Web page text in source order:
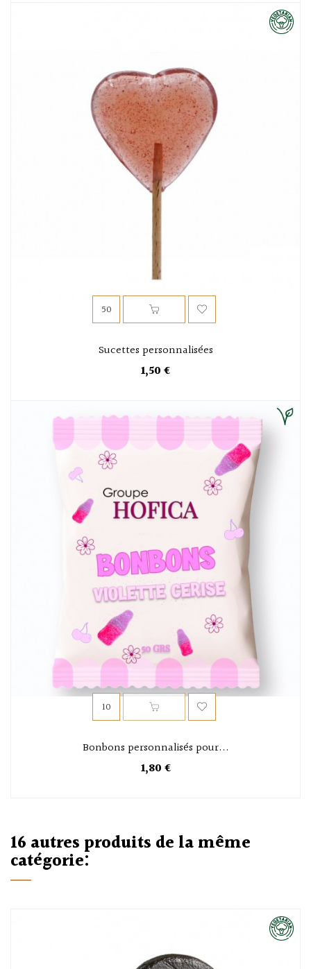
Sucettes personnalisées
1,50 €
Bonbons personnalisés pour...
1,80 €
16 autres produits de la même
catégorie: